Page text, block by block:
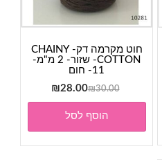
חוט מקרמה דק- CHAINY
COTTON- שזור- 2 מ"מ-
11- חום
₪30.00
המחיר
המקורי
היה:
₪30.00.
₪28.00
הנוכחי
₪28.00.
הוסף לסל